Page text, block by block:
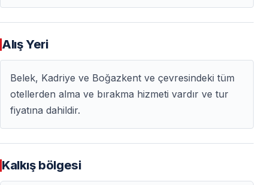
Pamukkale’de bu ayrıcalıklı sıcak hava balonu
deneyimini mutlaka yaşayın — sessiz, etkileyici ve
hafızalardan silinmeyecek.
Sıkça Sorulan Sorular
Pamukkale giriş ücreti tur fiyatına dahil mi?
değildir.
Alış Yeri
Belek, Kadriye ve Boğazkent ve çevresindeki tüm
otellerden alma ve bırakma hizmeti vardır ve tur
fiyatına dahildir.
Kalkış bölgesi